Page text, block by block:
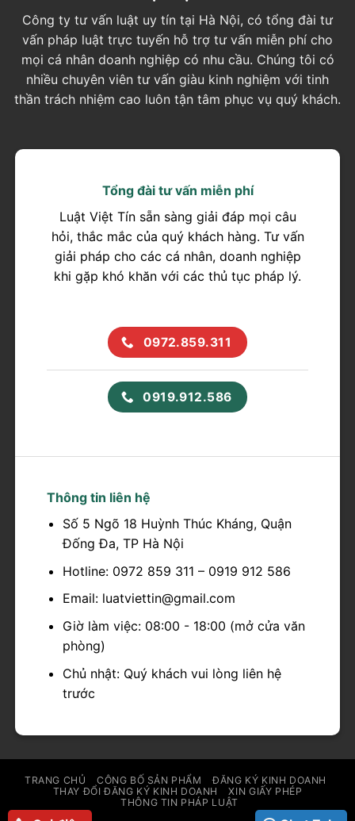
Công ty tư vấn luật uy tín tại Hà Nội, có tổng đài tư
vấn pháp luật trực tuyến hỗ trợ tư vấn miễn phí cho
mọi cá nhân doanh nghiệp có nhu cầu. Chúng tôi có
nhiều chuyên viên tư vấn giàu kinh nghiệm với tinh
thần trách nhiệm cao luôn tận tâm phục vụ quý khách.
Tổng đài tư vấn miễn phí
Luật Việt Tín sẵn sàng giải đáp mọi câu
hỏi, thắc mắc của quý khách hàng. Tư vấn
giải pháp cho các cá nhân, doanh nghiệp
khi gặp khó khăn với các thủ tục pháp lý.
0972.859.311
0919.912.586
Thông tin liên hệ
Số 5 Ngõ 18 Huỳnh Thúc Kháng, Quận
Đống Đa, TP Hà Nội
Hotline: 0972 859 311 – 0919 912 586
Email: luatviettin@gmail.com
Giờ làm việc: 08:00 - 18:00 (mở cửa văn
phòng)
Chủ nhật: Quý khách vui lòng liên hệ
trước
TRANG CHỦ CÔNG BỐ SẢN PHẨM
ĐĂNG KÝ KINH DOANH
THAY ĐỔI ĐĂNG KÝ KINH DOANH
XIN GIẤY PHÉP
THÔNG TIN PHÁP LUẬT